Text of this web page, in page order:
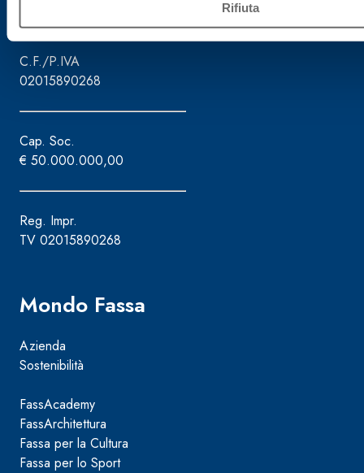
Rifiuta
C.F./P.IVA
02015890268
Cap. Soc.
€ 50.000.000,00
Reg. Impr.
TV 02015890268
Mondo Fassa
Azienda
Sostenibilità
FassAcademy
FassArchitettura
Fassa per la Cultura
Fassa per lo Sport